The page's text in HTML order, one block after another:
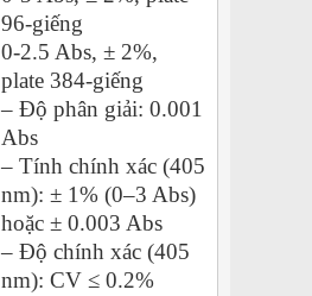
96-giếng
0-2.5 Abs, ± 2%,
plate 384-giếng
– Độ phân giải: 0.001
Abs
– Tính chính xác (405
nm): ± 1% (0–3 Abs)
hoặc ± 0.003 Abs
– Độ chính xác (405
nm): CV ≤ 0.2%